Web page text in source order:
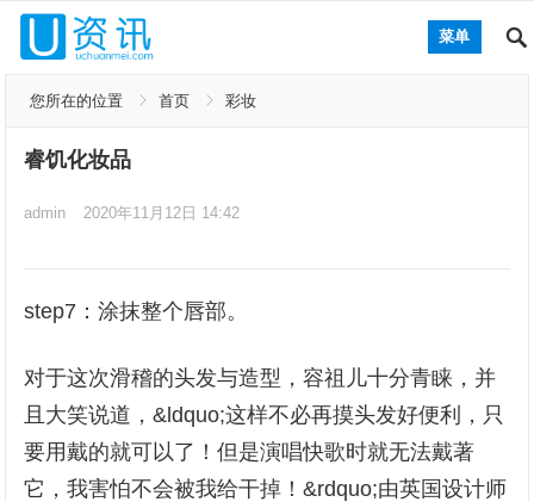
菜单
您所在的位置 首页 彩妆
睿饥化妆品
admin 2020年11月12日 14:42
step7：涂抹整个唇部。
对于这次滑稽的头发与造型，容祖儿十分青睐，并
且大笑说道，&ldquo;这样不必再摸头发好便利，只
要用戴的就可以了！但是演唱快歌时就无法戴著
它，我害怕不会被我给干掉！&rdquo;由英国设计师